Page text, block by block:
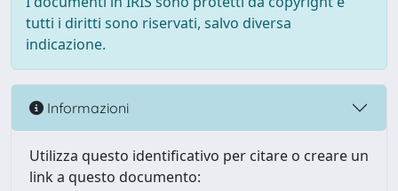
tutti i diritti sono riservati, salvo diversa
indicazione.
Informazioni
Utilizza questo identificativo per citare o creare un
link a questo documento: